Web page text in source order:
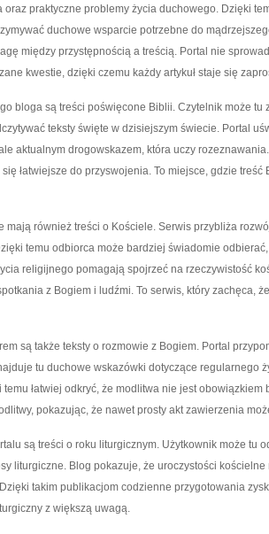
oraz praktyczne problemy życia duchowego. Dzięki
duchowe wsparcie potrzebne do
między przystępnością a treścią. Portal nie
kwestie, dzięki czemu każdy artykuł staje się
bloga są treści poświęcone Biblii. Czytelnik może tu
teksty święte w dzisiejszym świecie. Portal
aktualnym drogowskazem, która uczy
łatwiejsze do przyswojenia. To miejsce, gdzie
mają również treści o Kościele. Serwis przybliża
temu odbiorca może bardziej świadomie
religijnego pomagają spojrzeć na rzeczywistość
z Bogiem i ludźmi. To serwis, który zachęca,
są także teksty o rozmowie z Bogiem. Portal
tu duchowe wskazówki dotyczące regularnego
łatwiej odkryć, że modlitwa nie jest obowiązkiem
pokazując, że nawet prosty akt zawierzenia
są treści o roku liturgicznym. Użytkownik może tu
liturgiczne. Blog pokazuje, że uroczystości
takim publikacjom codzienne przygotowania
z większą uwagą.